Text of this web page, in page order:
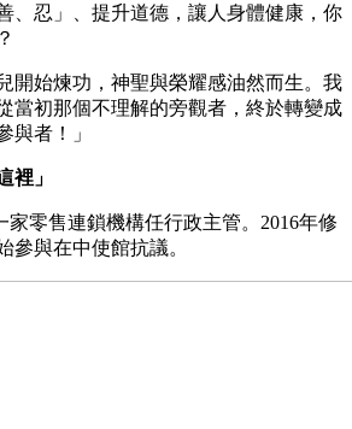
、忍」、提升道德，讓人身體健康，你
開始煉功，神聖與榮耀感油然而生。我
當初那個不理解的旁觀者，終於轉變成
與者！」
裡」
家零售連鎖機構任行政主管。2016年修
參與在中使館抗議。